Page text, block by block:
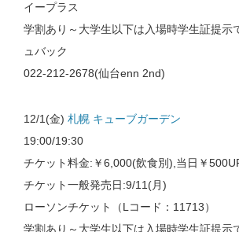
イープラス
学割あり～大学生以下は入場時学生証提示
ュバック
022-212-2678(仙台enn 2nd)
12/1(金) 札幌 キューブガーデン
19:00/19:30
チケット料金:￥6,000(飲食別),当日￥
チケット一般発売日:9/11(月)
ローソンチケット（Lコード：11713）
学割あり～大学生以下は入場時学生証提示